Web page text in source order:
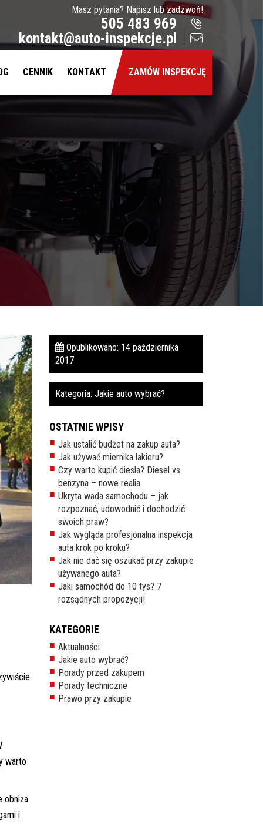
Masz pytania? Napisz lub zadzwoń!
505 483 969
kontakt@auto-inspekcje.pl
CENNIK KONTAKT ZAMÓW INSPEKCJĘ
warto
obniża
i
Opublikowano: 14 października
2017
Kategoria: Jakie auto wybrać?
OSTATNIE WPISY
Jak ustalić budżet na zakup auta?
Jak używać miernika lakieru?
Czy warto kupić diesla? Diesel vs
benzyna – nowe realia
Ukryta wada samochodu – jak
rozpoznać, udowodnić i dochodzić
swoich praw?
Jak wygląda profesjonalna inspekcja
auta krok po kroku?
Jak nie dać się oszukać przy zakupie
używanego auta?
Jaki samochód do 10 tys? 7
rozsądnych propozycji!
KATEGORIE
Aktualności
Jakie auto wybrać?
Porady przed zakupem
Porady techniczne
Prawo przy zakupie